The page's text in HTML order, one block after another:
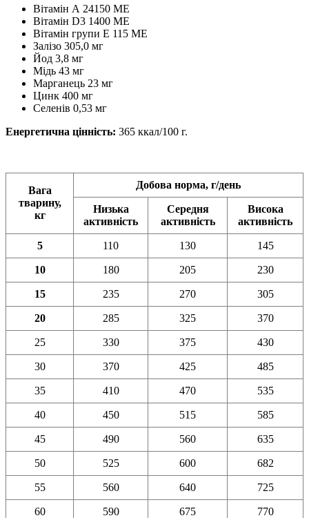
Вітамін А 24150 МЕ
Вітамін D3 1400 МЕ
Вітамін групи Е 115 МЕ
Залізо 305,0 мг
Йод 3,8 мг
Мідь 43 мг
Марганець 23 мг
Цинк 400 мг
Селенів 0,53 мг
Енергетична цінність: 365 ккал/100 г.
Вага
тварину,
кг
Добова норма, г/день
Низька
активність
Середня
активність
Висока
активність
5 110 130 145
10 180 205 230
15 235 270 305
20 285 325 370
25 330 375 430
30 370 425 485
35 410 470 535
40 450 515 585
45 490 560 635
50 525 600 682
55 560 640 725
60 590 675 770